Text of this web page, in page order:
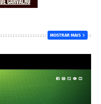
MOSTRAR MAIS